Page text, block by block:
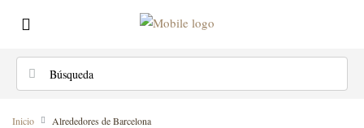
Inicio Alrededores de Barcelona